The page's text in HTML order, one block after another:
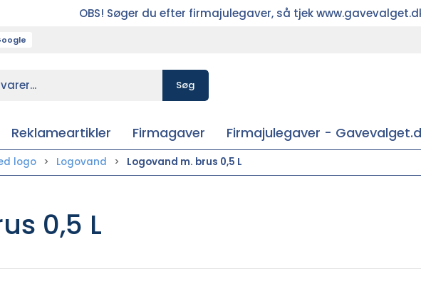
OBS! Søger du efter firmajulegaver, så tjek
Søg
Reklameartikler Firmagaver Firmajulegaver -
logo Logovand Logovand m. brus 0,5 L
0,5 L